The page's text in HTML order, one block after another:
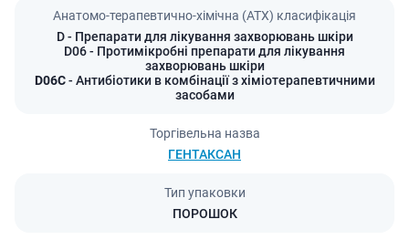
Анатомо-терапевтично-хімічна (АТХ) класифікація
D- Препарати для лікування захворювань шкіри
D06- Протимікробні препарати для лікування
захворювань шкіри
D06C- Антибіотики в комбінації з хіміотерапевтичними
засобами
Торгівельна назва
ГЕНТАКСАН
Тип упаковки
ПОРОШОК